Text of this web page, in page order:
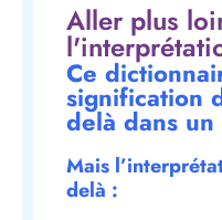
Aller plus
Ce
signification
delà dans
Mais
delà :